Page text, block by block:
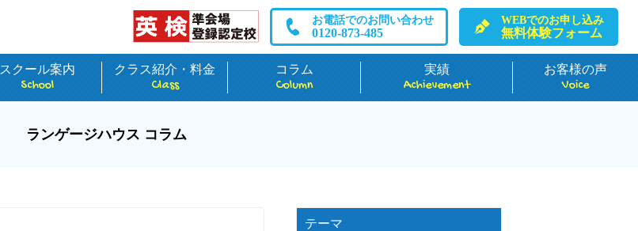
お電話でのお問い合わせ
0120-873-485
WEBでのお申し込み
無料体験フォーム
スクール案内
School
クラス紹介・料金
Class
コラム
Column
実績
Achievement
お客様の声
Voice
ランゲージハウス コラム
テーマ